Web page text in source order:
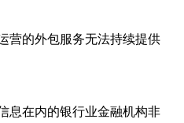
营的外包服务无法持续提供
息在内的银行业金融机构非